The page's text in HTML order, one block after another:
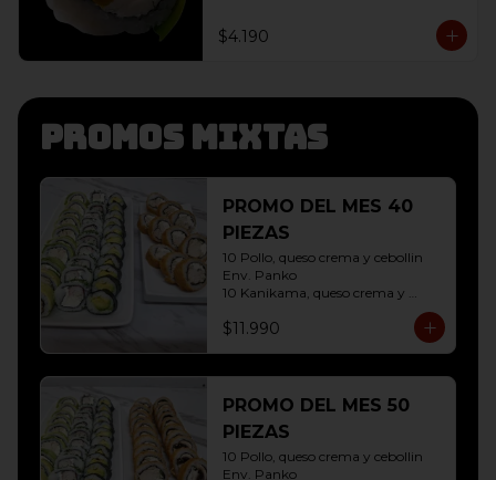
$4.190
Promos mixtas
PROMO DEL MES 40
PIEZAS
10 Pollo, queso crema y cebollin
Env. Panko
10 Kanikama, queso crema y
10 Pollo, queso crema y cebollin
$11.990
PROMO DEL MES 50
PIEZAS
10 Pollo, queso crema y cebollin
Env. Panko